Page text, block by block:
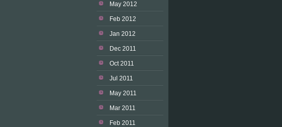
May 2012
Feb 2012
Jan 2012
Dec 2011
Oct 2011
Jul 2011
May 2011
Mar 2011
Feb 2011